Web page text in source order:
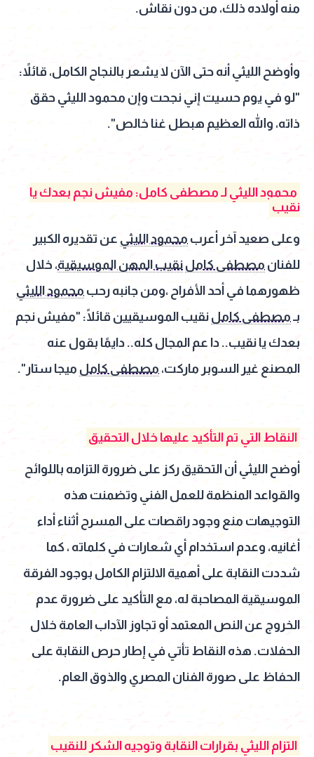
منه أولاده ذلك، من دون نقاش.
وأوضح الليثي أنه حتى الآن لا يشعر بالنجاح الكامل، قائلاً:
"لو في يوم حسيت إني نجحت وإن محمود الليثي حقق
ذاته، والله العظيم هبطل غنا خالص".
محمود الليثي لـ مصطفى كامل: مفيش نجم بعدك يا
نقيب
وعلى صعيد آخر أعرب محمود الليثي عن تقديره الكبير
للفنان مصطفى كامل نقيب المهن الموسيقية، خلال
ظهورهما في أحد الأفراح ،ومن جانبه رحب محمود الليثي
بـ مصطفى كامل نقيب الموسيقيين قائلًا: "مفيش نجم
بعدك يا نقيب.. دا عم المجال كله.. دايمًا بقول عنه
المصنع غير السوبر ماركت، مصطفى كامل ميجا ستار".
النقاط التي تم التأكيد عليها خلال التحقيق
أوضح الليثي أن التحقيق ركز على ضرورة التزامه باللوائح
والقواعد المنظمة للعمل الفني وتضمنت هذه
التوجيهات منع وجود راقصات على المسرح أثناء أداء
أغانيه، وعدم استخدام أي شعارات في كلماته ، كما
شددت النقابة على أهمية الالتزام الكامل بوجود الفرقة
الموسيقية المصاحبة له، مع التأكيد على ضرورة عدم
الخروج عن النص المعتمد أو تجاوز الآداب العامة خلال
الحفلات. هذه النقاط تأتي في إطار حرص النقابة على
الحفاظ على صورة الفنان المصري والذوق العام.
التزام الليثي بقرارات النقابة وتوجيه الشكر للنقيب